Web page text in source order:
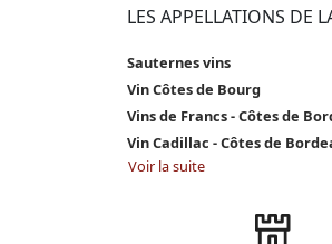
LES APPELLATIONS DE
Sauternes vins
Vin Côtes de Bourg
Vins de Francs - Côtes de
Vin Cadillac - Côtes de
Voir la suite